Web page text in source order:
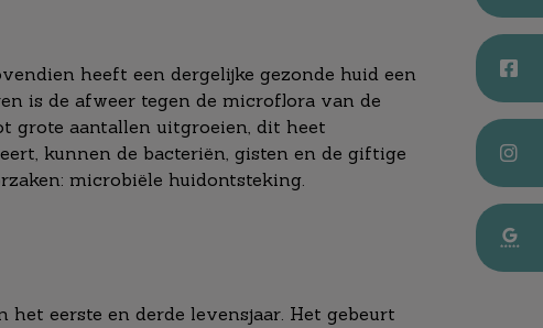
heeft een dergelijke gezonde huid een
is de afweer tegen de microflora van de
grote aantallen uitgroeien, dit heet
kunnen de bacteriën, gisten en de giftige
microbiële huidontsteking.
eerste en derde levensjaar. Het gebeurt